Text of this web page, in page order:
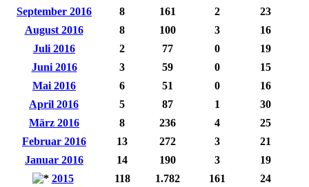
September 2016
8 161 2
23
August 2016
8 100 3
16
Juli 2016
2 77 0
19
Juni 2016
3 59 0
15
Mai 2016
6 51 0
16
April 2016
5 87 1
30
März 2016
8 236 4
25
Februar 2016
13 272 3
21
Januar 2016
14 190 3
19
2015
118 1.782 161
24